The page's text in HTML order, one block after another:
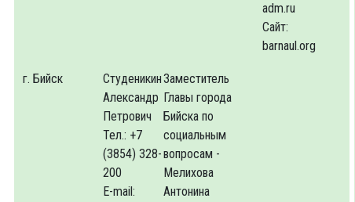
adm.ru
Сайт:
barnaul.org
г. Бийск
Студеникин
Александр
Петрович
Тел.: +7
(3854) 328-
200
E-mail:
Заместитель
Главы города
Бийска по
социальным
вопросам -
Мелихова
Антонина